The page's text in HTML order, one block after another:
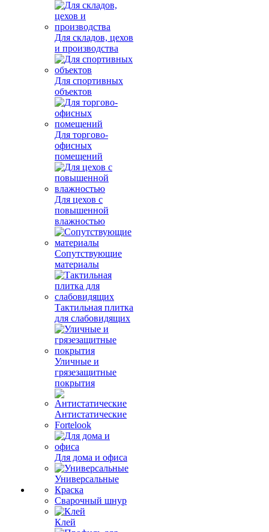
Для складов, цехов
и производства
Для спортивных
объектов
Для торгово-
офисных
помещений
Для цехов с
повышенной
влажностью
Сопутствующие
материалы
Тактильная плитка
для слабовидящих
Уличные и
грязезащитные
покрытия
Антистатические
Fortelook
Для дома и офиса
Универсальные
Краска
Сварочный шнур
Клей